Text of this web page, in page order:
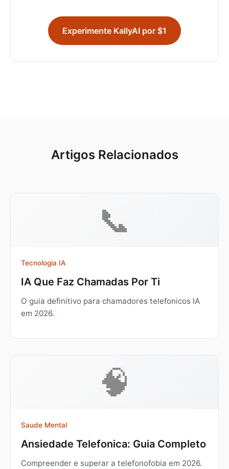
Experimente KallyAI por $1
Artigos Relacionados
📞
Tecnologia IA
IA Que Faz Chamadas Por Ti
O guia definitivo para chamadores telefonicos IA
em 2026.
🧠
Saude Mental
Ansiedade Telefonica: Guia Completo
Compreender e superar a telefonofobia em 2026.